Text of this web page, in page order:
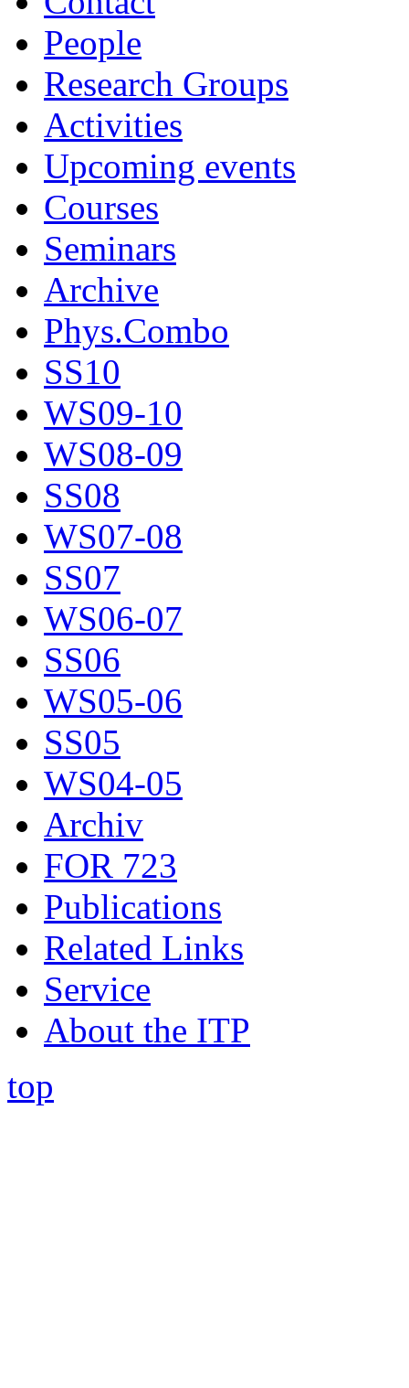
People
Research Groups
Activities
Upcoming events
Courses
Seminars
Archive
Phys.Combo
SS10
WS09-10
WS08-09
SS08
WS07-08
SS07
WS06-07
SS06
WS05-06
SS05
WS04-05
Archiv
FOR 723
Publications
Related Links
Service
About the ITP
top